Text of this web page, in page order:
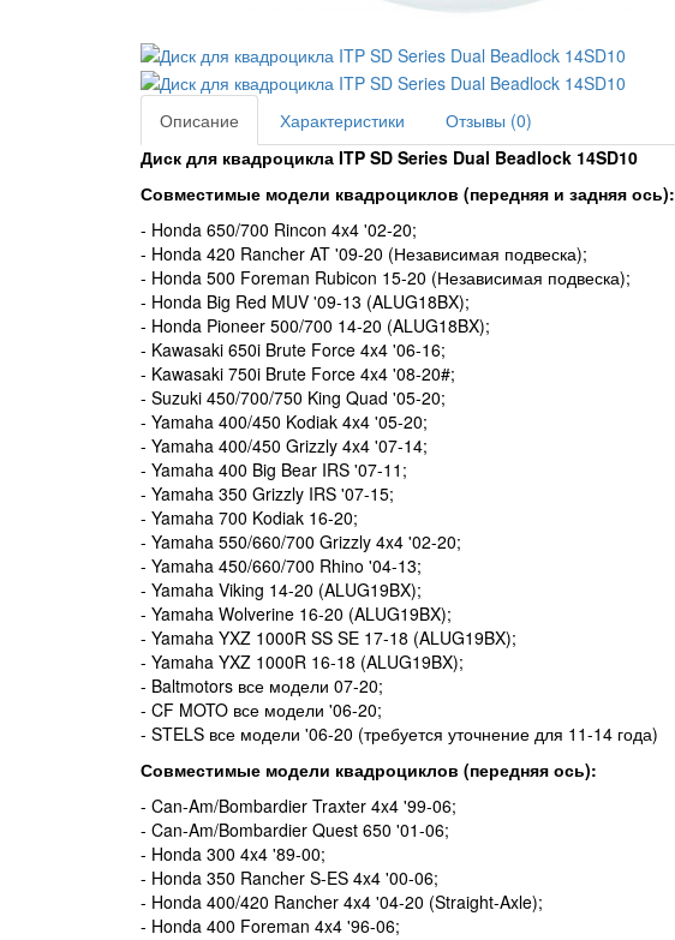
Описание Характеристики
Отзывы (0)
Диск для квадроцикла ITP SD Series Dual Beadlock 14SD10
Совместимые модели квадроциклов (передняя и задняя ось):
- Honda 650/700 Rincon 4x4 '02-20;
- Honda 420 Rancher AT '09-20 (Независимая подвеска);
- Honda 500 Foreman Rubicon 15-20 (Независимая подвеска);
- Honda Big Red MUV '09-13 (ALUG18BX);
- Honda Pioneer 500/700 14-20 (ALUG18BX);
- Kawasaki 650i Brute Force 4x4 '06-16;
- Kawasaki 750i Brute Force 4x4 '08-20#;
- Suzuki 450/700/750 King Quad '05-20;
- Yamaha 400/450 Kodiak 4x4 '05-20;
- Yamaha 400/450 Grizzly 4x4 '07-14;
- Yamaha 400 Big Bear IRS '07-11;
- Yamaha 350 Grizzly IRS '07-15;
- Yamaha 700 Kodiak 16-20;
- Yamaha 550/660/700 Grizzly 4x4 '02-20;
- Yamaha 450/660/700 Rhino '04-13;
- Yamaha Viking 14-20 (ALUG19BX);
- Yamaha Wolverine 16-20 (ALUG19BX);
- Yamaha YXZ 1000R SS SE 17-18 (ALUG19BX);
- Yamaha YXZ 1000R 16-18 (ALUG19BX);
- Baltmotors все модели 07-20;
- CF MOTO все модели '06-20;
- STELS все модели '06-20 (требуется уточнение для 11-14 года)
Совместимые модели квадроциклов (передняя ось):
- Can-Am/Bombardier Traxter 4x4 '99-06;
- Can-Am/Bombardier Quest 650 '01-06;
- Honda 300 4x4 '89-00;
- Honda 350 Rancher S-ES 4x4 '00-06;
- Honda 400/420 Rancher 4x4 '04-20 (Straight-Axle);
- Honda 400 Foreman 4x4 '96-06;